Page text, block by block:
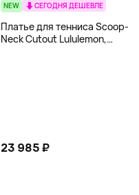
NEW СЕГОДНЯ ДЕШЕВЛЕ
Платье для тенниса Scoop-
Neck Cutout Lululemon,
23 985 ₽